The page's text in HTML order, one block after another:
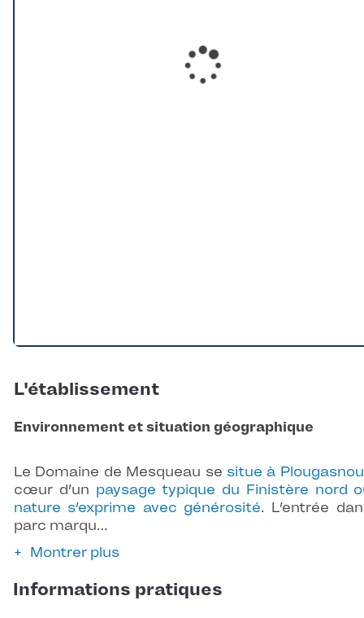
L'établissement
Environnement et situation géographique
Le Domaine de Mesqueau se situe à Plougasnou
cœur d’un paysage typique du Finistère nord
nature s’exprime avec générosité. L’entrée
parc marqu…
Montrer plus
Informations pratiques